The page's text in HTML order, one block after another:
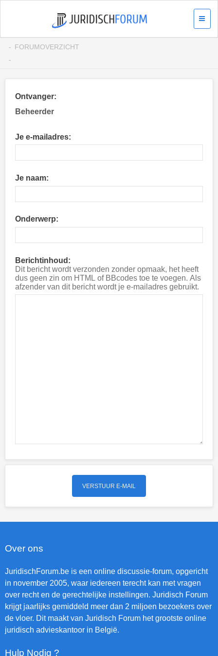
FORUMOVERZICHT
Ontvanger:
Beheerder
Je e-mailadres:
Je naam:
Onderwerp:
Berichtinhoud:
Dit bericht wordt verzonden zonder opmaak, het heeft
dus geen zin om HTML of BBcodes toe te voegen. Als
afzender van dit bericht wordt je e-mailadres gebruikt.
Over ons
JuridischForum.be is een online discussie-forum, opgericht
in november 2005, waar iedereen terecht kan met vragen
over recht en de gerechtelijke instellingen. Juridisch Forum
krijgt jaarlijks gemiddeld meer dan 2 miljoen bezoekers over
de vloer. Dit maakt van Juridisch Forum het grootste online
juridisch advieskantoor in België.
Hulp Nodig ?